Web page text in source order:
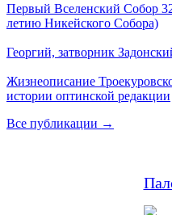
Первый Вселенский Собор
летию Никейского Собора)
Георгий, затворник
Жизнеописание
истории оптинской редакции
Все публикации →